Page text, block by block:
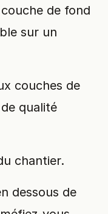
de fond
sur un
couches de
qualité
chantier.
dessous de